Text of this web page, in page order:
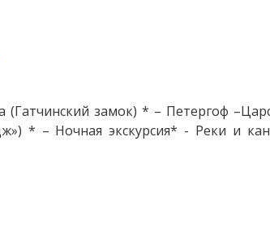
замок) * – Петергоф
* – Ночная экскурсия* - Реки и